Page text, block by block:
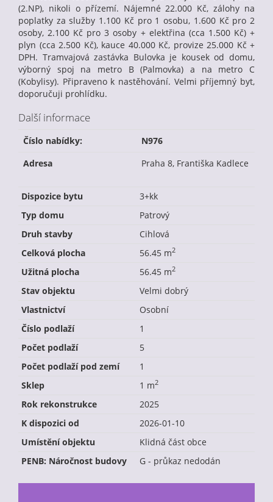
(2.NP), nikoli o přízemí. Nájemné 22.000 Kč, zálohy na
poplatky za služby 1.100 Kč pro 1 osobu, 1.600 Kč pro 2
osoby, 2.100 Kč pro 3 osoby + elektřina (cca 1.500 Kč) +
plyn (cca 2.500 Kč), kauce 40.000 Kč, provize 25.000 Kč +
DPH. Tramvajová zastávka Bulovka je kousek od domu,
výborný spoj na metro B (Palmovka) a na metro C
(Kobylisy). Připraveno k nastěhování. Velmi příjemný byt,
doporučuji prohlídku.
Další informace
Číslo nabídky:
N976
Adresa
Praha 8, Františka Kadlece
Dispozice bytu
3+kk
Typ domu
Patrový
Druh stavby
Cihlová
Celková plocha
56.45 m2
Užitná plocha 56.45 m2
Stav objektu
Velmi dobrý
Vlastnictví
Osobní
Číslo podlaží
1
Počet podlaží
5
Počet podlaží pod zemí
1
Sklep
1 m2
Rok rekonstrukce
2025
K dispozici od
2026-01-10
Umístění objektu
Klidná část obce
PENB: Náročnost budovy
G - průkaz nedodán